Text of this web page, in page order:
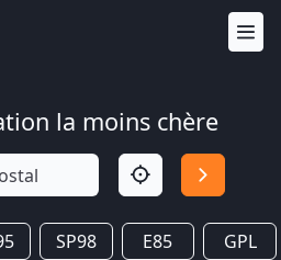
la moins chère
SP98 E85 GPL